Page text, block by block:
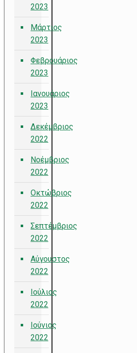
2023
Μάρτιος
2023
Φεβρουάριος
2023
Ιανουάριος
2023
Δεκέμβριος
2022
Νοέμβριος
2022
Οκτώβριος
2022
Σεπτέμβριος
2022
Αύγουστος
2022
Ιούλιος
2022
Ιούνιος
2022